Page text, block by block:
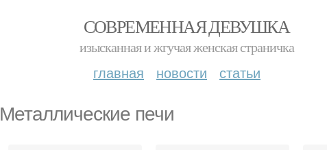
СОВРЕМЕННАЯ ДЕВУШКА
изысканная и жгучая женская страничка
главная новости статьи
Металлические печи